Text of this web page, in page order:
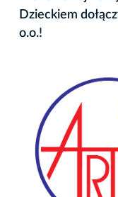
Dzieckiem
o.o.!